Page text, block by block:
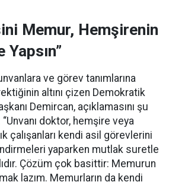
Memur, Hemşirenin
ve görev tanımlarına
altını çizen Demokratik
Demircan, açıklamasını şu
“Unvanı doktor, hemşire veya
çalışanları kendi asil görevlerini
yaparken mutlak suretle
Çözüm çok basittir: Memurun
lazım. Memurların da kendi